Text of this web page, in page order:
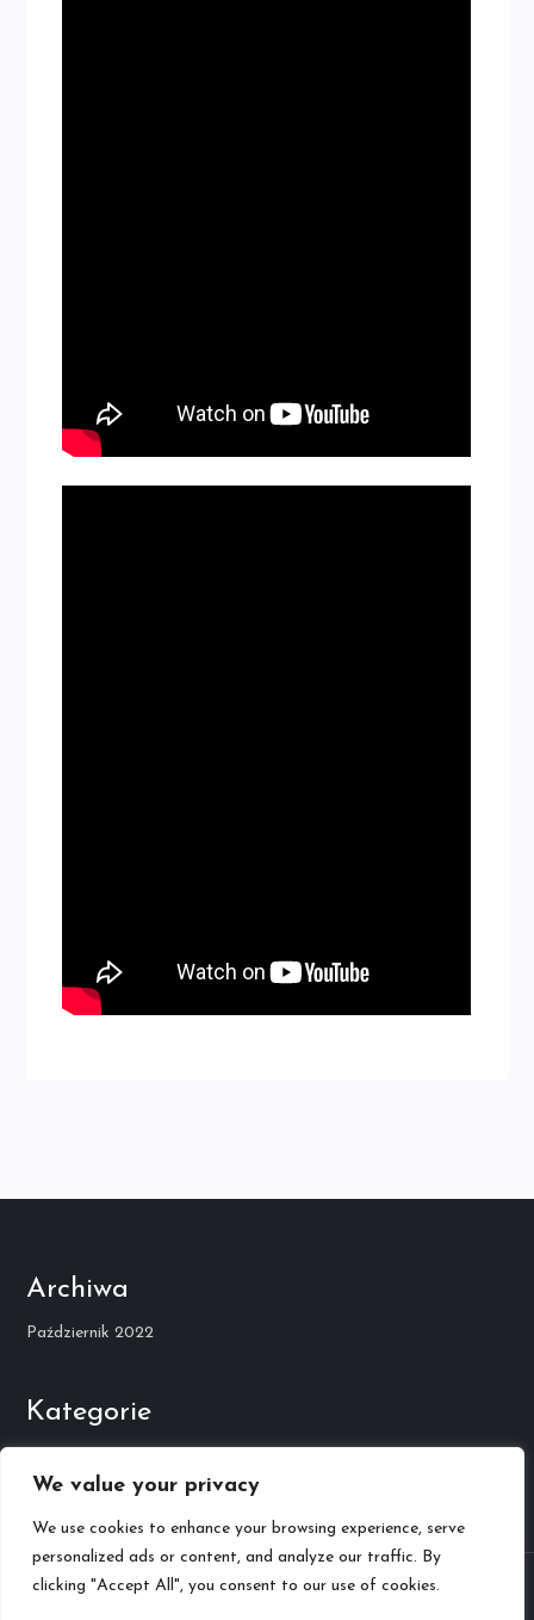
We value your privacy
We use cookies to enhance your browsing experience, serve
personalized ads or content, and analyze our traffic. By
clicking "Accept All", you consent to our use of cookies.
Archiwa
Październik 2022
Kategorie
Theme Twelve Blog byKantipur Themes